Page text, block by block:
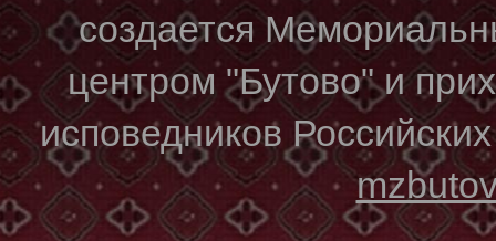
создается
центром "Бутово" и
исповедников